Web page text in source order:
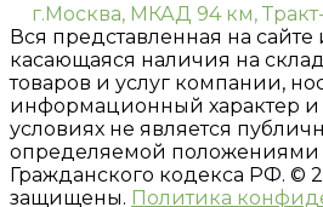
г.Москва, МКАД 94 км,
Вся представленная на
касающаяся наличия на
товаров и услуг компании,
информационный характер
условиях не является
определяемой положениями
Гражданского кодекса РФ. ©
защищены. Политика